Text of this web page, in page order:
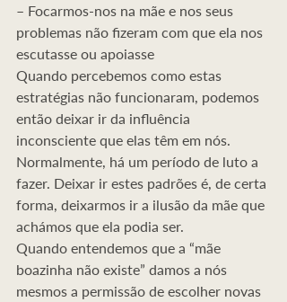
– Focarmos-nos na mãe e nos seus
problemas não fizeram com que ela nos
escutasse ou apoiasse
Quando percebemos como estas
estratégias não funcionaram, podemos
então deixar ir da influência
inconsciente que elas têm em nós.
Normalmente, há um período de luto a
fazer. Deixar ir estes padrões é, de certa
forma, deixarmos ir a ilusão da mãe que
achámos que ela podia ser.
Quando entendemos que a “mãe
boazinha não existe” damos a nós
mesmos a permissão de escolher novas